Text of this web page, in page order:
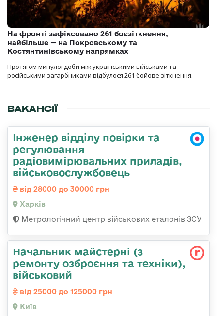
На фронті зафіксовано 261 боєзіткнення,
найбільше — на Покровському та
Костянтинівському напрямках
Протягом минулої доби між українськими військами та
російськими загарбниками відбулося 261 бойове зіткнення.
ВАКАНСІЇ
Інженер відділу повірки та
регулювання
радіовимірювальних приладів,
військовослужбовець
від 28000 до 30000 грн
Харків
Метрологічний центр військових еталонів ЗСУ
Начальник майстеpні (з
ремонту озбpоєння та техніки),
військовий
від 25000 до 125000 грн
Київ